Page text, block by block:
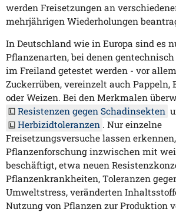
werden Freisetzungen an
mehrjährigen Wiederholungen
In Deutschland wie in Europa sind es
Pflanzenarten, bei denen
im Freiland getestet werden - vor
Zuckerrüben, vereinzelt auch Pappeln,
oder Weizen. Bei den Merkmalen
Resistenzen gegen Schadinsekten
Herbizidtoleranzen . Nur einzelne
Freisetzungsversuche lassen
Pflanzenforschung inzwischen mit
beschäftigt, etwa neuen
Pflanzenkrankheiten, Toleranzen
Umweltstress, veränderten
Nutzung von Pflanzen zur Produktion